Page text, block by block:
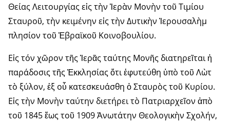
Θείας Λειτουργίας εἰς τὴν Ἱερὰν Μονὴν τοῦ Τιμίου
Σταυροῦ, τὴν κειμένην εἰς τὴν Δυτικὴν Ἱερουσαλὴμ
πλησίον τοῦ Ἑβραϊκοῦ Κοινοβουλίου.
Εἰς τόν χῶρον τῆς Ἱερᾶς ταύτης Μονῆς διατηρεῖται ἡ
παράδοσις τῆς Ἐκκλησίας ὅτι ἐφυτεύθη ὑπὸ τοῦ Λὼτ
τὸ ξύλον, ἐξ οὗ κατεσκευάσθη ὁ Σταυρὸς τοῦ Κυρίου.
Εἰς τὴν Μονὴν ταύτην διετήρει τὸ Πατριαρχεῖον ἀπὸ
τοῦ 1845 ἕως τοῦ 1909 Ἀνωτάτην Θεολογικὴν Σχολήν,